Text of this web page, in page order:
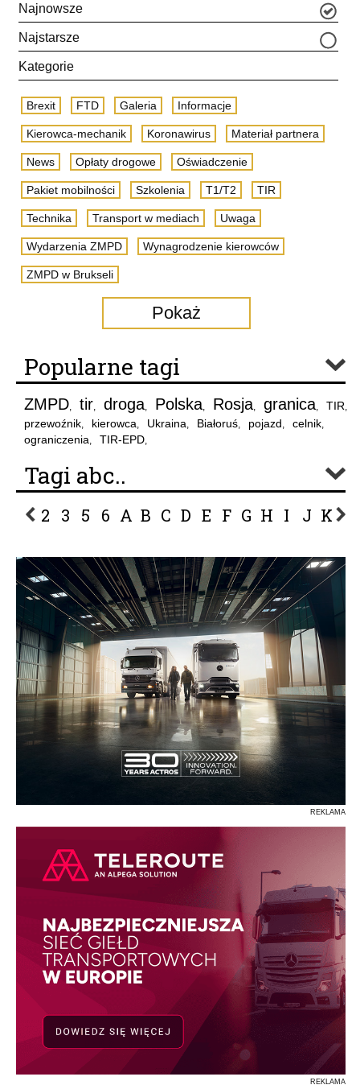
Najnowsze
Najstarsze
Kategorie
Brexit FTD Galeria Informacje
Kierowca-mechanik Koronawirus Materiał partnera
News Opłaty drogowe Oświadczenie
Pakiet mobilności Szkolenia T1/T2 TIR
Technika Transport w mediach Uwaga
Wydarzenia ZMPD Wynagrodzenie kierowców
ZMPD w Brukseli
Pokaż
Popularne tagi
ZMPD tir droga Polska Rosja granica TIR
przewoźnik kierowca Ukraina Białoruś pojazd celnik
ograniczenia TIR-EPD
Tagi abc..
2 3 5 6 A B C D E F G H I J K L
REKLAMA
REKLAMA